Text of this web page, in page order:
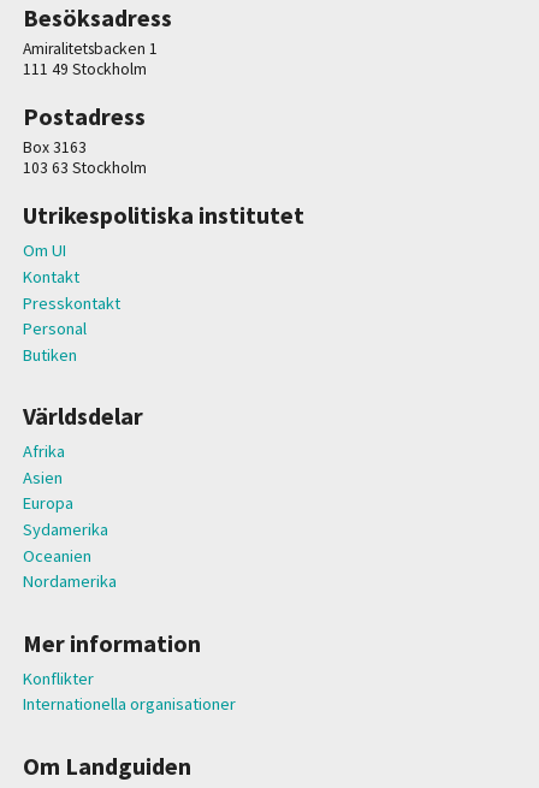
Besöksadress
Amiralitetsbacken 1
111 49 Stockholm
Postadress
Box 3163
103 63 Stockholm
Utrikespolitiska institutet
Om UI
Kontakt
Presskontakt
Personal
Butiken
Världsdelar
Afrika
Asien
Europa
Sydamerika
Oceanien
Nordamerika
Mer information
Konflikter
Internationella organisationer
Om Landguiden